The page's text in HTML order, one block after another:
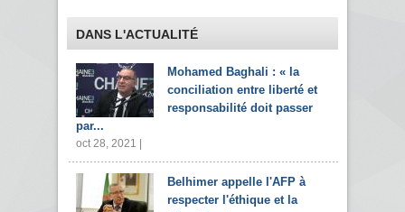
DANS L'ACTUALITÉ
Mohamed Baghali : « la
conciliation entre liberté et
responsabilité doit passer
par...
oct 28, 2021 |
Belhimer appelle l'AFP à
respecter l'éthique et la